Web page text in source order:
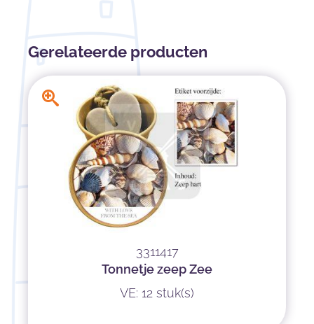
Gerelateerde producten
3311417
Tonnetje zeep Zee
VE: 12 stuk(s)